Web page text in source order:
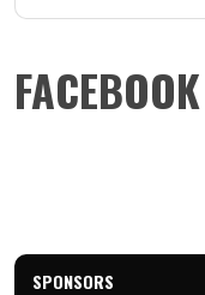
FACEBOOK
SPONSORS